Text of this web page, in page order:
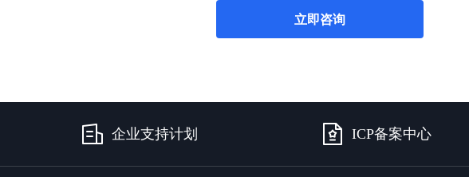
立即咨询
企业支持计划 ICP备案中心